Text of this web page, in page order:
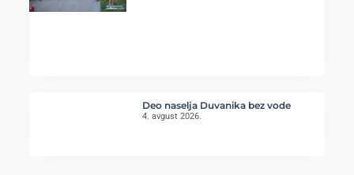
Deo naselja Duvanika bez vode
4. avgust 2026.